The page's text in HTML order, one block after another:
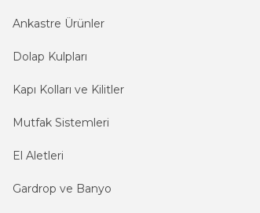
Ankastre Ürünler
Dolap Kulpları
Kapı Kolları ve Kilitler
Mutfak Sistemleri
El Aletleri
Gardrop ve Banyo